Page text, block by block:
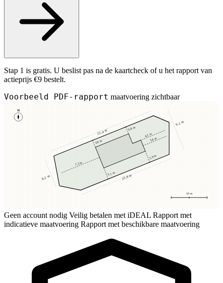
Stap 1 is gratis. U beslist pas na de kaartcheck of u het rapport van
actieprijs €9 bestelt.
Voorbeeld PDF-rapport maatvoering zichtbaar
N
10 m
3,8 m
3,8 m
5,1 m
2,9 m
7,2 m
3,4 m
4,1 m
25,4 m
23,8 m
8,2 m
9,1 m
Geen account nodig Veilig betalen met iDEAL Rapport met
indicatieve maatvoering Rapport met beschikbare maatvoering